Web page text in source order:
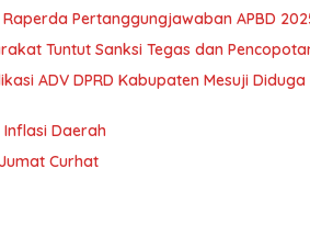
Pertanggungjawaban APBD
Tuntut Sanksi Tegas dan
ADV DPRD Kabupaten Mesuji
Inflasi Daerah
Curhat